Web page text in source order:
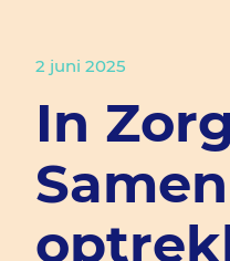
2 juni 2025
In
Samen